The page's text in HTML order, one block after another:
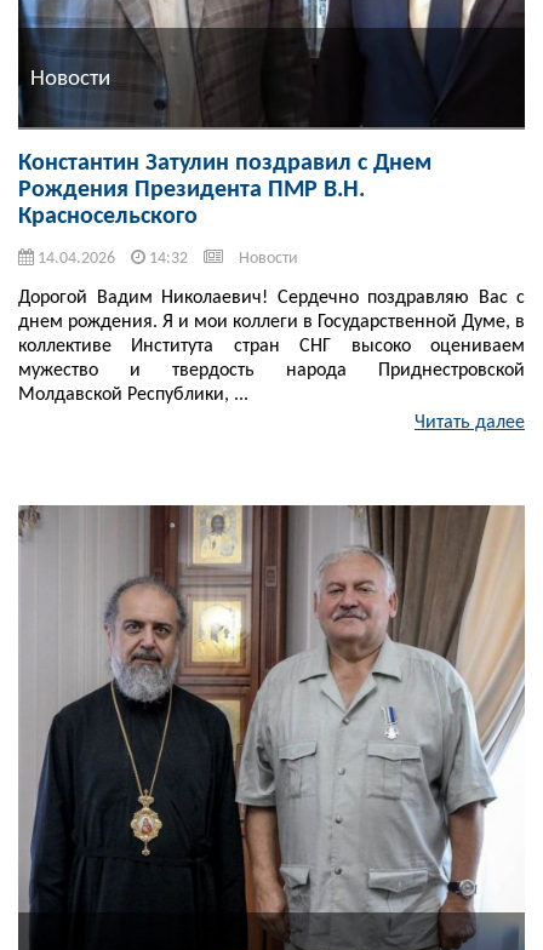
Новости
Константин Затулин поздравил с Днем
Рождения Президента ПМР В.Н.
Красносельского
14.04.2026 14:32 Новости
Дорогой Вадим Николаевич! Сердечно поздравляю Вас с
днем рождения. Я и мои коллеги в Государственной Думе, в
коллективе Института стран СНГ высоко оцениваем
мужество и твердость народа Приднестровской
Молдавской Республики, ...
Читать далее